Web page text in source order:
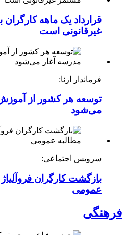
قرارداد یک ماهه
غیرقانونی است
فرماندار ازنا:
توسعه هر کشور از
می‌شود
سرویس اجتماعی:
بازگشت کارگران
عمومی
فرهنگی